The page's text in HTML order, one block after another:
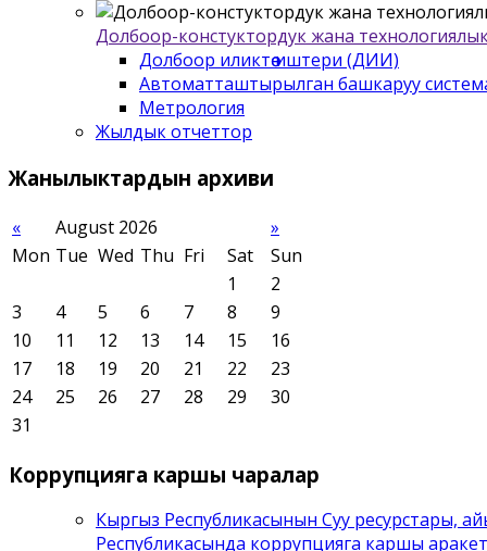
Долбоор-констуктордук жана
Долбоор иликтѳѳ иштери (ДИИ)
Автоматташтырылган башкаруу
Метрология
Жылдык отчеттор
Жанылыктардын архиви
« August 2026
»
Mon Tue Wed Thu Fri Sat
Sun
1
2
3
4 5 6 7 8
9
10
11 12 13 14 15
16
17
18 19 20 21 22
23
24
25 26 27 28 29
30
31
Коррупцияга каршы чаралар
Кыргыз Республикасынын Суу ресурстары,
Республикасында коррупцияга каршы